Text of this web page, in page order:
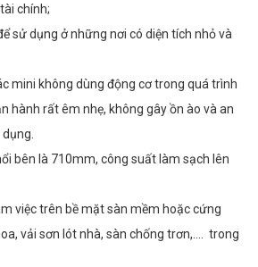
chính;
sử dụng ở những nơi có diện tích nhỏ và
mini không dùng động cơ trong quá trình
hành rất êm nhẹ, không gây ồn ào và an
bên là 710mm, công suất làm sạch lên
việc trên bề mặt sàn mềm hoặc cứng
vải sơn lót nhà, sàn chống trơn,…. trong